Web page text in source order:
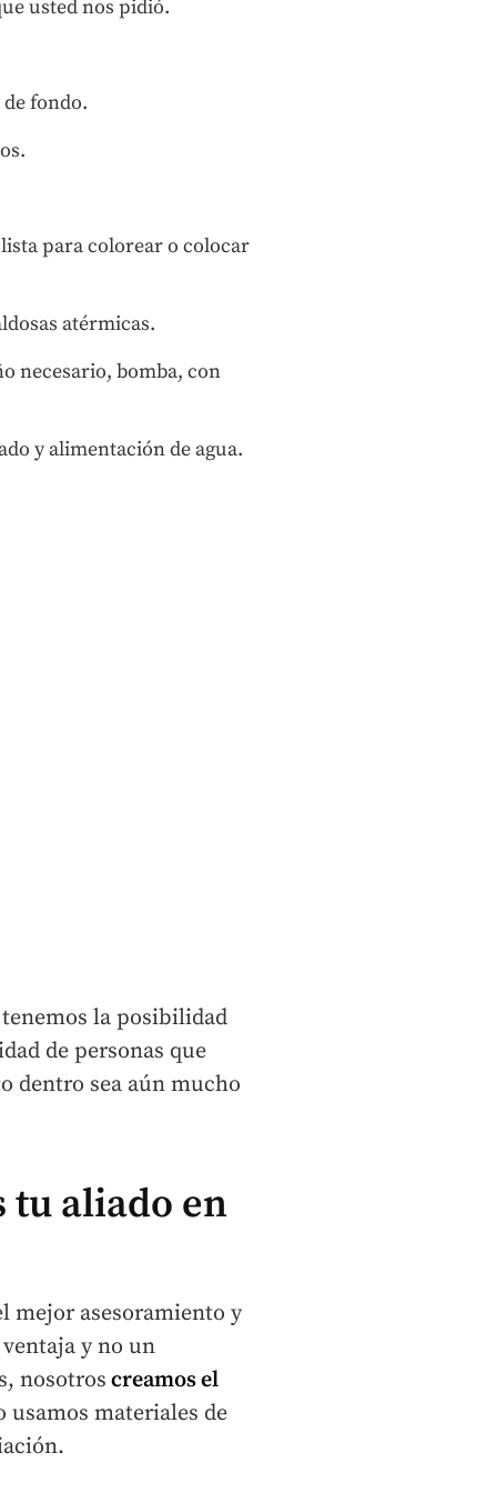
usted nos pidió.
fondo.
para colorear o colocar
atérmicas.
necesario, bomba, con
y alimentación de agua.
la posibilidad
de personas que
dentro sea aún mucho
tu aliado en
mejor asesoramiento y
y no un
nosotros creamos el
usamos materiales de